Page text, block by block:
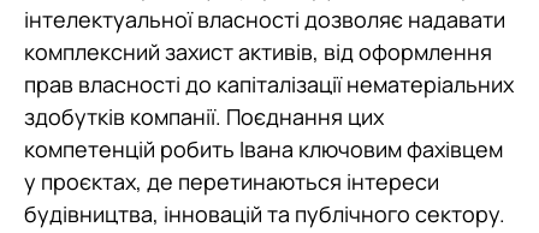
інтелектуальної власності дозволяє надавати
комплексний захист активів, від оформлення
прав власності до капіталізації нематеріальних
здобутків компанії. Поєднання цих
компетенцій робить Івана ключовим фахівцем
у проєктах, де перетинаються інтереси
будівництва, інновацій та публічного сектору.